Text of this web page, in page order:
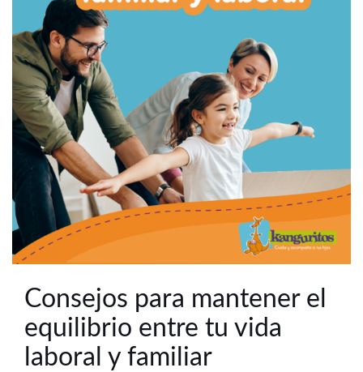
Consejos para mantener el
equilibrio entre tu vida
laboral y familiar